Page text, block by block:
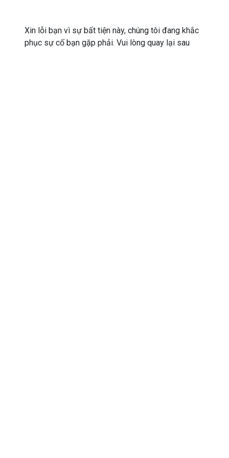
Xin lỗi bạn vì sự bất tiện này, chúng tôi đang khắc
phục sự cố bạn gặp phải. Vui lòng quay lại sau